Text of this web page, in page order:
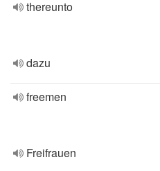
thereunto
dazu
freemen
Freifrauen